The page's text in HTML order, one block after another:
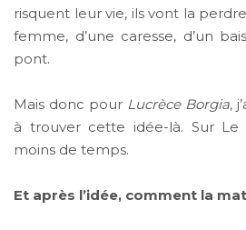
risquent leur vie, ils vont la
femme, d’une caresse, d’un
pont.
Mais donc pour Lucrèce Borgia,
à trouver cette idée-là. Sur Le
moins de temps.
Et après l’idée, comment la